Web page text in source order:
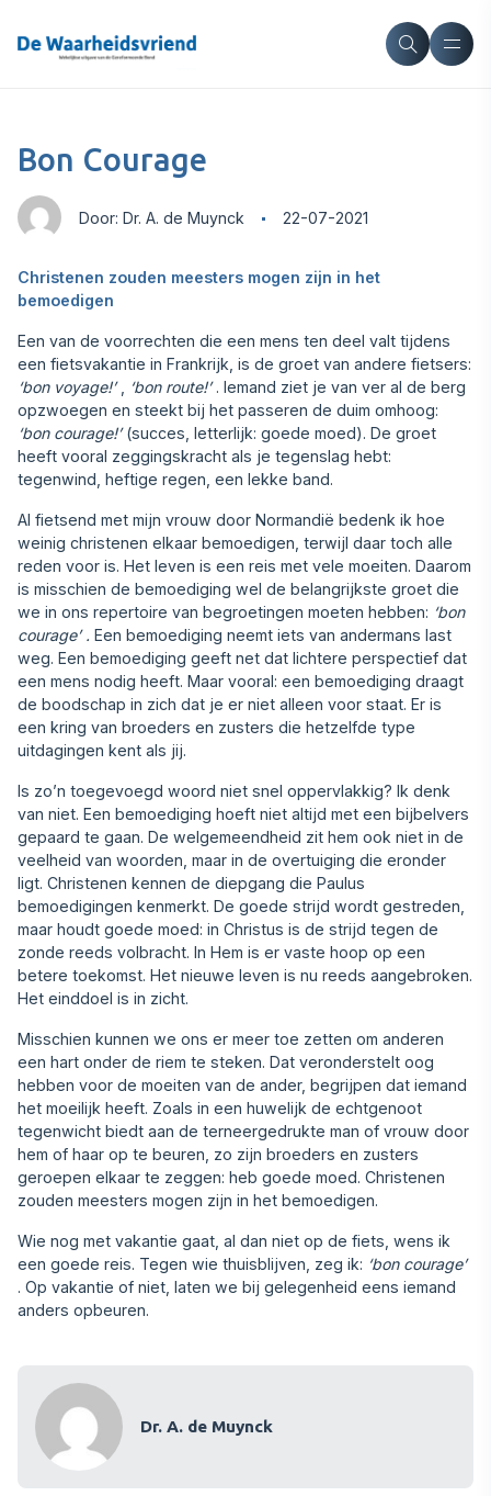
Bon Courage
Door: Dr. A. de Muynck 22-07-2021
Christenen zouden meesters mogen zijn in het
bemoedigen
Een van de voorrechten die een mens ten deel valt tijdens
een fietsvakantie in Frankrijk, is de groet van andere fietsers:
‘bon voyage!’, ‘bon route!’. Iemand ziet je van ver al de berg
opzwoegen en steekt bij het passeren de duim omhoog:
‘bon courage!’(succes, letterlijk: goede moed). De groet
heeft vooral zeggingskracht als je tegenslag hebt:
tegenwind, heftige regen, een lekke band.
Al fietsend met mijn vrouw door Normandië bedenk ik hoe
weinig christenen elkaar bemoedigen, terwijl daar toch alle
reden voor is. Het leven is een reis met vele moeiten. Daarom
is misschien de bemoediging wel de belangrijkste groet die
we in ons repertoire van begroetingen moeten hebben: ‘bon
courage’ . Een bemoediging neemt iets van andermans last
weg. Een bemoediging geeft net dat lichtere perspectief dat
een mens nodig heeft. Maar vooral: een bemoediging draagt
de boodschap in zich dat je er niet alleen voor staat. Er is
een kring van broeders en zusters die hetzelfde type
uitdagingen kent als jij.
Is zo’n toegevoegd woord niet snel oppervlakkig? Ik denk
van niet. Een bemoediging hoeft niet altijd met een bijbelvers
gepaard te gaan. De welgemeendheid zit hem ook niet in de
veelheid van woorden, maar in de overtuiging die eronder
ligt. Christenen kennen de diepgang die Paulus
bemoedigingen kenmerkt. De goede strijd wordt gestreden,
maar houdt goede moed: in Christus is de strijd tegen de
zonde reeds volbracht. In Hem is er vaste hoop op een
betere toekomst. Het nieuwe leven is nu reeds aangebroken.
Het einddoel is in zicht.
Misschien kunnen we ons er meer toe zetten om anderen
een hart onder de riem te steken. Dat veronderstelt oog
hebben voor de moeiten van de ander, begrijpen dat iemand
het moeilijk heeft. Zoals in een huwelijk de echtgenoot
tegenwicht biedt aan de terneergedrukte man of vrouw door
hem of haar op te beuren, zo zijn broeders en zusters
geroepen elkaar te zeggen: heb goede moed. Christenen
zouden meesters mogen zijn in het bemoedigen.
Wie nog met vakantie gaat, al dan niet op de fiets, wens ik
een goede reis. Tegen wie thuisblijven, zeg ik: ‘bon courage’
. Op vakantie of niet, laten we bij gelegenheid eens iemand
anders opbeuren.
Dr. A. de Muynck